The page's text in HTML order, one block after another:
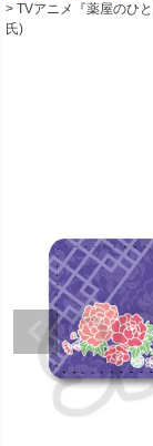
TVアニメ『薬屋のひ
氏)